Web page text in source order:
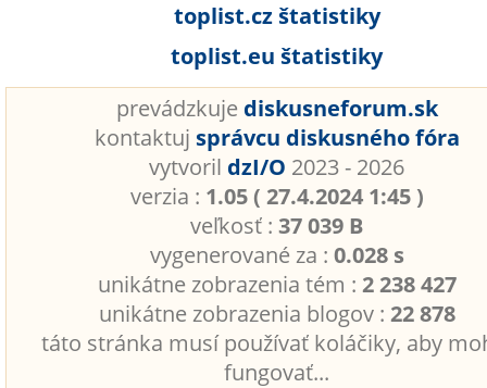
toplist.cz štatistiky
toplist.eu štatistiky
prevádzkuje diskusneforum.sk
kontaktuj správcu diskusného fóra
vytvoril dzI/O 2023 - 2026
verzia : 1.05 ( 27.4.2024 1:45 )
veľkosť :37 039 B
vygenerované za : 0.028 s
unikátne zobrazenia tém : 2 238 427
unikátne zobrazenia blogov : 22 878
táto stránka musí používať koláčiky, aby
fungovať...